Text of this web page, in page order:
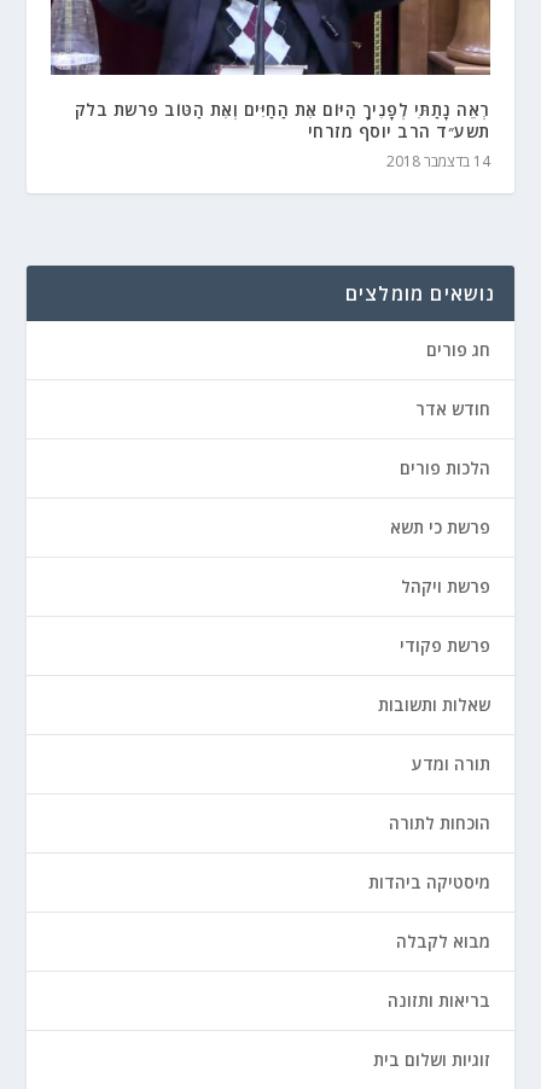
רְאֵה נָתַתִּי לְפָנֶיךָ הַיּוֹם אֶת הַחַיִּים וְאֶת הַטּוֹב פרשת בלק
תשע״ד הרב יוסף מזרחי
14 בדצמבר 2018
נושאים מומלצים
חג פורים
חודש אדר
הלכות פורים
פרשת כי תשא
פרשת ויקהל
פרשת פקודי
שאלות ותשובות
תורה ומדע
הוכחות לתורה
מיסטיקה ביהדות
מבוא לקבלה
בריאות ותזונה
זוגיות ושלום בית